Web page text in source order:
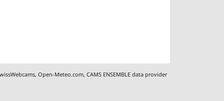
,Open-Meteo.com,CAMS ENSEMBLE data provider